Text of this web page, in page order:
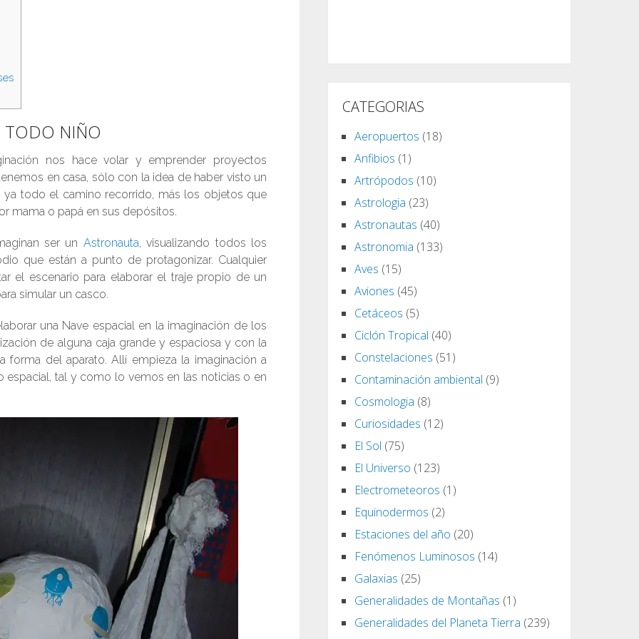
TODO NIÑO
nos hace volar y emprender proyectos
en casa, sólo con la idea de haber visto un
ya todo el camino recorrido, más los objetos que
mama o papá en sus depósitos.
ser un Astronauta, visualizando todos los
que están a punto de protagonizar. Cualquier
el escenario para elaborar el traje propio de un
simular un casco.
una Nave espacial en la imaginación de los
de alguna caja grande y espaciosa y con la
forma del aparato. Allí empieza la imaginación a
espacial, tal y como lo vemos en las noticias o en
CATEGORIAS
Aeropuertos (18)
Anfibios (1)
Artrópodos (10)
Astrologia (23)
Astronautas (40)
Astronomia (133)
Aves (15)
Aviones (45)
Cetáceos (5)
Ciclón Tropical (40)
Constelaciones (51)
Contaminación ambiental (9)
Cosmologia (8)
Curiosidades (12)
El Sol (75)
El Universo (123)
Electrometeoros (1)
Equinodermos (2)
Estaciones del año (20)
Fenómenos Luminosos (14)
Galaxias (25)
Generalidades de Montañas (1)
Generalidades del Planeta Tierra (239)